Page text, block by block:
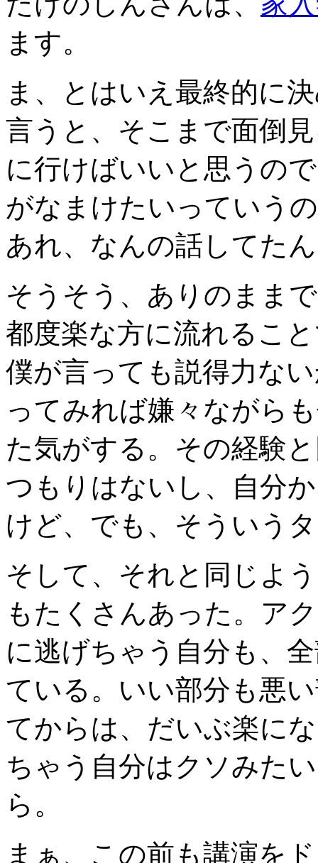
ます。
ま、とはいえ最終的に
言うと、そこまで面倒
に行けばいいと思うの
がなまけたいっていう
あれ、なんの話してた
そうそう、ありのまま
都度楽な方に流れるこ
僕が言っても説得力な
ってみれば嫌々ながら
た気がする。その経験
つもりはないし、自分
けど、でも、そういう
そして、それと同じよ
もたくさんあった。ア
に逃げちゃう自分も、
ている。いい部分も悪
てからは、だいぶ楽に
ちゃう自分はクソみた
ら。
まぁ、この前も講演を